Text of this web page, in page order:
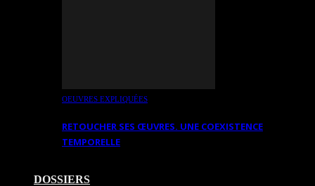
OEUVRES EXPLIQUÉES
RETOUCHER SES ŒUVRES. UNE COEXISTENCE
TEMPORELLE
DOSSIERS